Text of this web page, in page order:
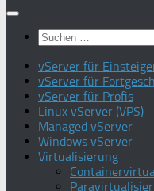
Suchen
nach:
vServer für
vServer für
vServer für Profis
Linux vServer (VPS)
Managed vServer
Windows vServer
Virtualisierung